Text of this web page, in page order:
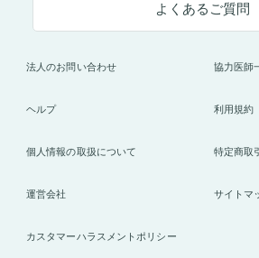
よくあるご質問
法人のお問い合わせ 協力医師
ヘルプ 利用規約
個人情報の取扱について 特定商取
運営会社 サイトマ
カスタマーハラスメントポリシー